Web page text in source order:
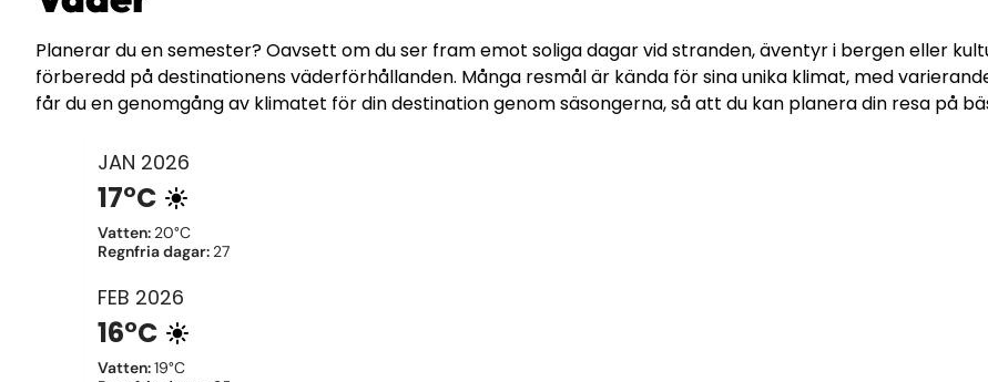
Planerar du en semester? Oavsett om du ser fram emot soliga dagar vid stranden, äventyr i bergen eller
förberedd på destinationens väderförhållanden. Många resmål är kända för sina unika klimat, med
får du en genomgång av klimatet för din destination genom säsongerna, så att du kan planera din resa på
JAN 2026
17°C
Vatten: 20°C
Regnfria dagar: 27
FEB 2026
16°C
Vatten:19°C